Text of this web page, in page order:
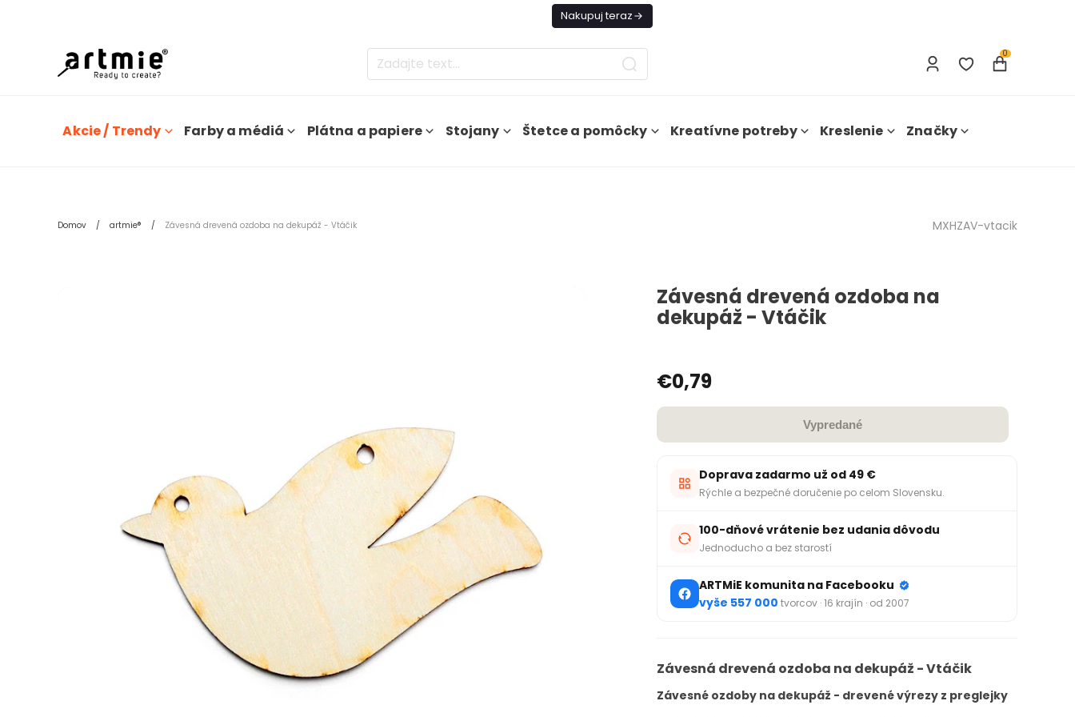
Nakupuj teraz
0
Akcie / Trendy Farby a médiá Plátna a papiere Stojany Štetce a pomôcky Kreatívne potreby Kreslenie Značky
Domov artmie® Závesná drevená ozdoba na dekupáž - Vtáčik MXHZAV-vtacik
Závesná drevená ozdoba na
dekupáž - Vtáčik
€0,79
Vypredané
Doprava zadarmo už od 49 €
Rýchle a bezpečné doručenie po celom Slovensku.
100-dňové vrátenie bez udania dôvodu
Jednoducho a bez starostí
ARTMiE komunita na Facebooku
vyše 557 000 tvorcov · 16 krajín · od 2007
Závesná drevená ozdoba na dekupáž - Vtáčik
Závesné ozdoby na dekupáž - drevené výrezy z preglejky